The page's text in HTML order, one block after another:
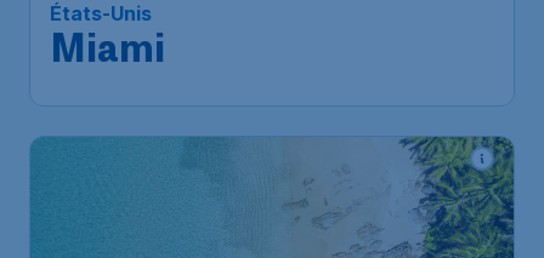
États-Unis
Miami